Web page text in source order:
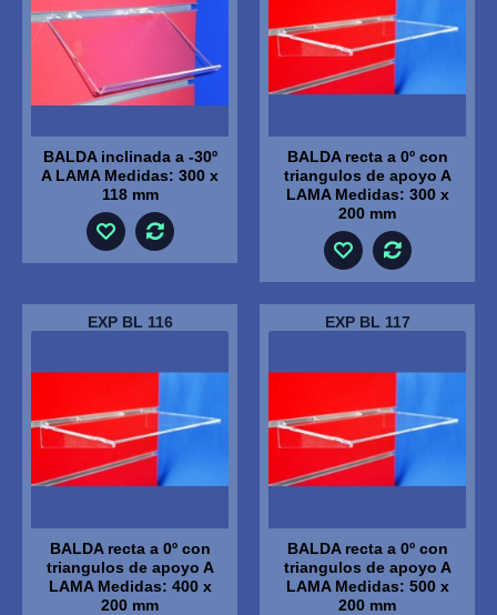
BALDA inclinada a -30º
A LAMA Medidas: 300 x
118 mm
BALDA recta a 0º con
triangulos de apoyo A
LAMA Medidas: 300 x
200 mm
EXP BL 116
BALDA recta a 0º con
triangulos de apoyo A
LAMA Medidas: 400 x
200 mm
EXP BL 117
BALDA recta a 0º con
triangulos de apoyo A
LAMA Medidas: 500 x
200 mm